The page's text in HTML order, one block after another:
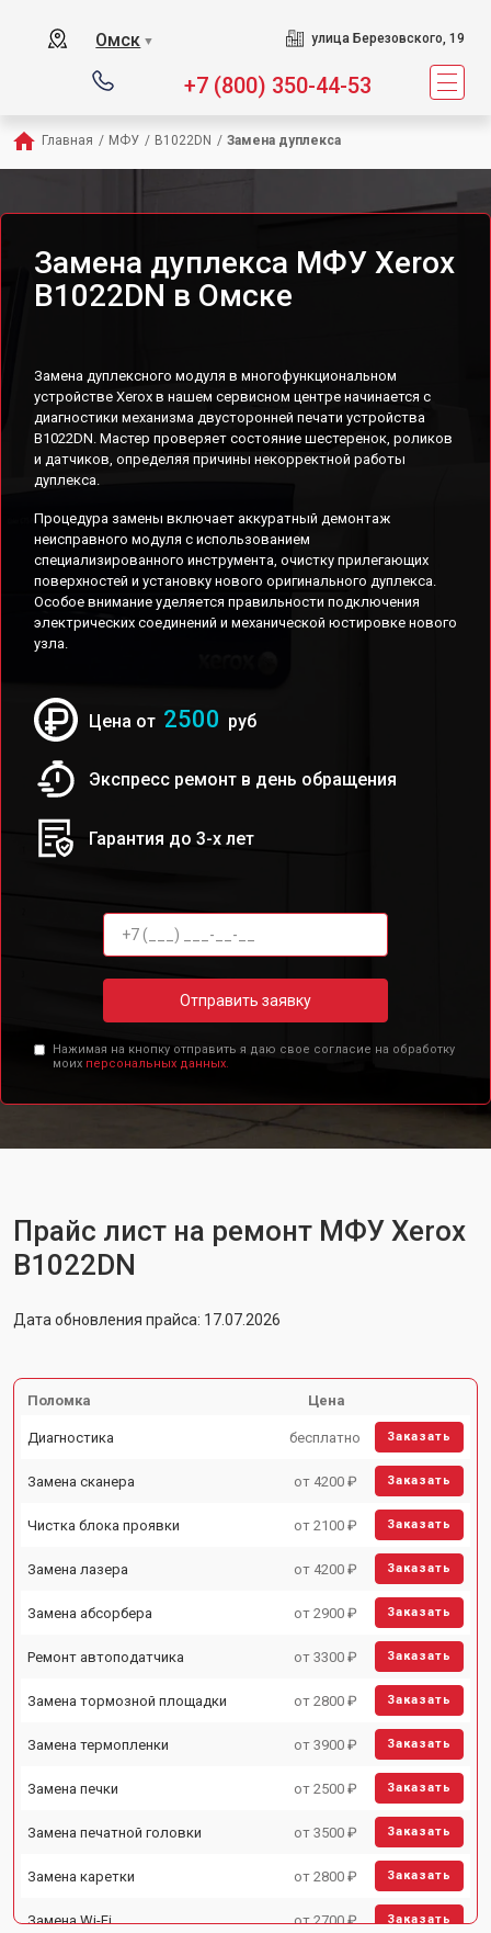
Омск ▼ улица Березовского, 19
+7 (800) 350-44-53
Главная / МФУ / B1022DN / Замена дуплекса
Замена дуплекса МФУ Xerox
B1022DN в Омске
Замена дуплексного модуля в многофункциональном
устройстве Xerox в нашем сервисном центре начинается с
диагностики механизма двусторонней печати устройства
B1022DN. Мастер проверяет состояние шестеренок, роликов
и датчиков, определяя причины некорректной работы
дуплекса.
Процедура замены включает аккуратный демонтаж
неисправного модуля с использованием
специализированного инструмента, очистку прилегающих
поверхностей и установку нового оригинального дуплекса.
Особое внимание уделяется правильности подключения
электрических соединений и механической юстировке нового
узла.
Цена от 2500 руб
Экспресс ремонт в день обращения
Гарантия до 3-х лет
Отправить заявку
Нажимая на кнопку отправить я даю свое согласие на обработку
моих персональных данных.
Прайс лист на ремонт МФУ Xerox
B1022DN
Дата обновления прайса: 17.07.2026
Поломка Цена
Диагностика бесплатно Заказать
Замена сканера от 4200 ₽ Заказать
Чистка блока проявки от 2100 ₽ Заказать
Замена лазера от 4200 ₽ Заказать
Замена абсорбера от 2900 ₽ Заказать
Ремонт автоподатчика от 3300 ₽ Заказать
Замена тормозной площадки от 2800 ₽ Заказать
Замена термопленки от 3900 ₽ Заказать
Замена печки от 2500 ₽ Заказать
Замена печатной головки от 3500 ₽ Заказать
Замена каретки от 2800 ₽ Заказать
Замена Wi-Fi от 2700 ₽ Заказать